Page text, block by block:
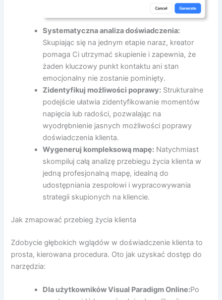
Systematyczna analiza doświadczenia:
Skupiając się na jednym etapie naraz, kreator
pomaga Ci utrzymać skupienie i zapewnia, że
żaden kluczowy punkt kontaktu ani stan
emocjonalny nie zostanie pominięty.
Zidentyfikuj możliwości poprawy: Strukturalne
podejście ułatwia zidentyfikowanie momentów
napięcia lub radości, pozwalając na
wyodrębnienie jasnych możliwości poprawy
doświadczenia klienta.
Wygeneruj kompleksową mapę: Natychmiast
skompiluj całą analizę przebiegu życia klienta w
jedną profesjonalną mapę, idealną do
udostępniania zespołowi i wypracowywania
strategii skupionych na kliencie.
Jak zmapować przebieg życia klienta
Zdobycie głębokich wglądów w doświadczenie klienta to
prosta, kierowana procedura. Oto jak uzyskać dostęp do
narzędzia:
Dla użytkowników Visual Paradigm Online:Po